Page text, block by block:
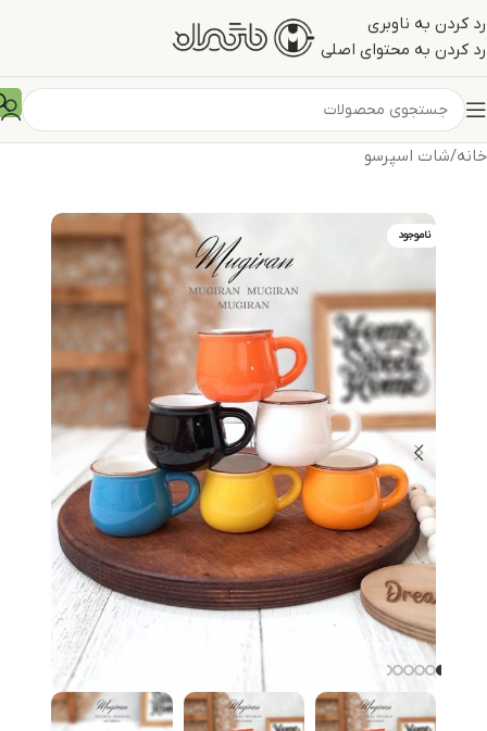
رد کردن به ناوبری
رد کردن به محتوای اصلی
خانه/شات اسپرسو
ناموجود